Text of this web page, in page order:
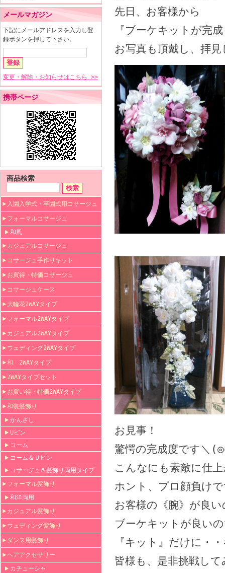
メールマガジン
下記にメールアドレスを入力し登
録ボタンを押して下さい。
変更・解除・お知らせはこちら >>
携帯ページ
商品検索
入園入学式・卒園式用コサージュ
フォーマルコサージュ
和風
カジュアルコサージュ
コサージュ手作りキット
お買得・特価コサージュ
コサージュケース
大輪花2WAYタイプ
フォーマル2WAYタイプ
カジュアル2WAYタイプ
ウェディング2WAYタイプ
和 2WAYタイプ
2WAYタイプセット
お買い得・特価2WAYタイプ
和装髪飾り
かんざし
Uピン
コーム
コーム＆Ｕピン
コサージュ＆髪飾り両用タイプ
フォーマル髪飾り
和洋両用
カジュアル髪飾り
ウェディング髪飾り
ダンス用髪飾り
ヘアアクセサリー
カチューシャ
先日、お客様から
『ブーケキットが完
お写真も頂戴し、拝
お見事！
驚愕の完成度です＼
こんなにも素敵に仕
ホント、プロ顔負け
お客様の《腕》が良
ブーケキットが良い
『キット』だけに・
皆様も、是非挑戦し